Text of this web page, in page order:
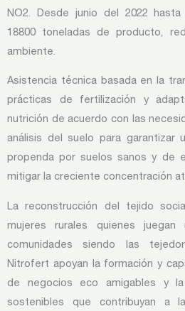
NO2. Desde junio del 2022
18800 toneladas de producto,
ambiente.
Asistencia técnica basada en la
prácticas de fertilización y
nutrición de acuerdo con las
análisis del suelo para garantizar
propenda por suelos sanos y de
mitigar la creciente concentración
La reconstrucción del tejido
mujeres rurales quienes
comunidades siendo las
Nitrofert apoyan la formación y
de negocios eco amigables y
sostenibles que contribuyan a